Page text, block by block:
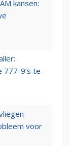
kansen:
9’s te
voor